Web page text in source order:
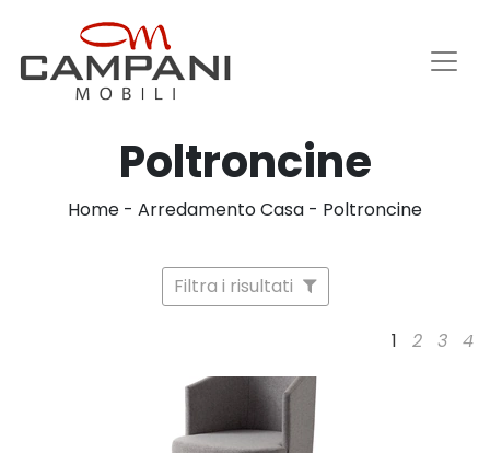
Poltroncine
Home - Arredamento Casa - Poltroncine
Filtra i risultati
1 2 3 4